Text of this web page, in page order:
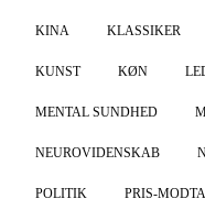
KINA KLASSIKER
KUNST KØN
MENTAL SUNDHED
NEUROVIDENSKAB
POLITIK PRIS-